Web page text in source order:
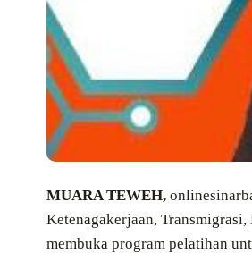
MUARA TEWEH,
Ketenagakerjaan,
membuka program pelatihan